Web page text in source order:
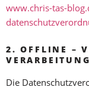
www.chris-tas-
2. OFFLINE –
Die